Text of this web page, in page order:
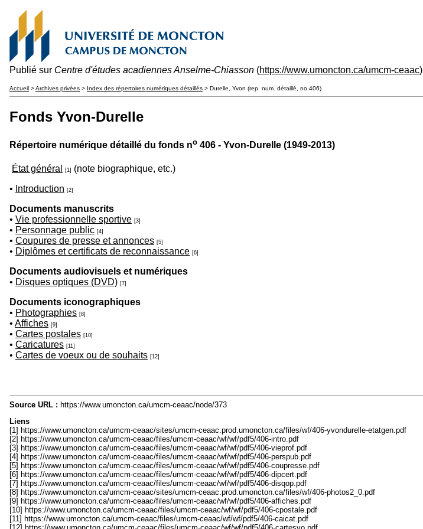
Publié sur Centre d'études acadiennes Anselme-Chiasson (https://www.umoncton.ca/umcm-ceaac)
Accueil >Archives privées > Index des répertoires numériques détaillés > Durelle, Yvon (rep. num. détaillé, no 406)
Fonds Yvon-Durelle
Répertoire numérique détaillé du fonds no 406 - Yvon-Durelle (1949-2013)
État général [1]
(note biographique, etc.)
• Introduction [2]
Documents manuscrits
• Vie professionnelle sportive [3]
• Personnage public [4]
• Coupures de presse et annonces [5]
• Diplômes et certificats de reconnaissance [6]
Documents audiovisuels et numériques
• Disques optiques (DVD) [7]
Documents iconographiques
• Photographies [8]
• Affiches [9]
• Cartes postales [10]
• Caricatures [11]
• Cartes de voeux ou de souhaits [12]
Source URL : https://www.umoncton.ca/umcm-ceaac/node/373
Liens
[1] https://www.umoncton.ca/umcm-ceaac/sites/umcm-ceaac.prod.umoncton.ca/files/wf/406-yvondurelle-etatgen.pdf
[2] https://www.umoncton.ca/umcm-ceaac/files/umcm-ceaac/wf/wf/pdf5/406-intro.pdf
[3] https://www.umoncton.ca/umcm-ceaac/files/umcm-ceaac/wf/wf/pdf5/406-vieprof.pdf
[4] https://www.umoncton.ca/umcm-ceaac/files/umcm-ceaac/wf/wf/pdf5/406-perspub.pdf
[5] https://www.umoncton.ca/umcm-ceaac/files/umcm-ceaac/wf/wf/pdf5/406-coupresse.pdf
[6] https://www.umoncton.ca/umcm-ceaac/files/umcm-ceaac/wf/wf/pdf5/406-dipcert.pdf
[7] https://www.umoncton.ca/umcm-ceaac/files/umcm-ceaac/wf/wf/pdf5/406-disqop.pdf
[8] https://www.umoncton.ca/umcm-ceaac/sites/umcm-ceaac.prod.umoncton.ca/files/wf/406-photos2_0.pdf
[9] https://www.umoncton.ca/umcm-ceaac/files/umcm-ceaac/wf/wf/pdf5/406-affiches.pdf
[10] https://www.umoncton.ca/umcm-ceaac/files/umcm-ceaac/wf/wf/pdf5/406-cpostale.pdf
[11] https://www.umoncton.ca/umcm-ceaac/files/umcm-ceaac/wf/wf/pdf5/406-caicat.pdf